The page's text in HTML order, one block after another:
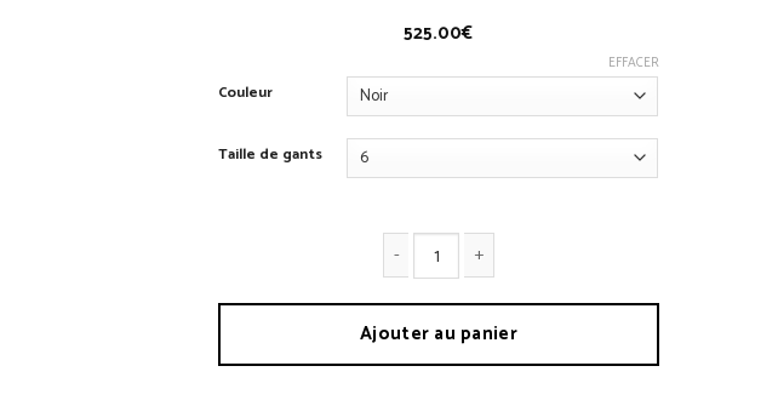
525.00€
Couleur
Taille de gants
EFFACER
Ajouter au panier